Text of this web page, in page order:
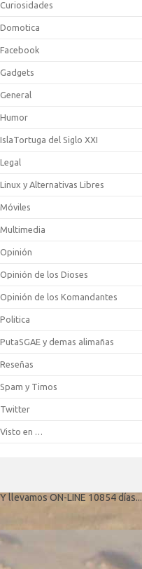
Curiosidades
Domotica
Facebook
Gadgets
General
Humor
IslaTortuga del Siglo XXI
Legal
Linux y Alternativas Libres
Móviles
Multimedia
Opinión
Opinión de los Dioses
Opinión de los Komandantes
Politica
PutaSGAE y demas alimañas
Reseñas
Spam y Timos
Twitter
Visto en …
Y llevamos ON-LINE 10854 días...